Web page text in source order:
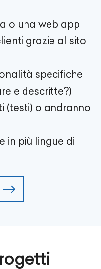
o una web app
grazie al sito
specifiche
e descritte?)
(testi) o andranno
in più lingue di